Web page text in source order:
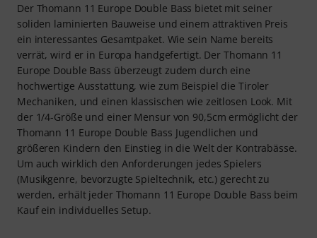
Der Thomann 11 Europe Double Bass bietet mit seiner
soliden laminierten Bauweise und einem attraktiven Preis
ein interessantes Gesamtpaket. Wie sein Name bereits
verrät, wird er in Europa handgefertigt. Der Thomann 11
Europe Double Bass überzeugt zudem durch eine
hochwertige Ausstattung, wie zum Beispiel die Tiroler
Mechaniken, und einen klassischen wie zeitlosen Look. Mit
der 1/4-Größe und einer Mensur von 90,5cm ermöglicht der
Thomann 11 Europe Double Bass Jugendlichen und
größeren Kindern den Einstieg in die Welt der Kontrabässe.
Um auch wirklich den Anforderungen jedes Spielers
(Musikgenre, bevorzugte Spieltechnik, etc.) gerecht zu
werden, erhält jeder Thomann 11 Europe Double Bass beim
Kauf ein individuelles Setup.